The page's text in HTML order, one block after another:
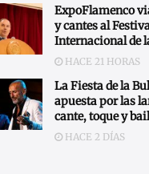
ExpoFlamenco
y cantes al
Internacional de
HACE 21 HORAS
La Fiesta de la
apuesta por las
cante, toque y
HACE 2 DÍAS